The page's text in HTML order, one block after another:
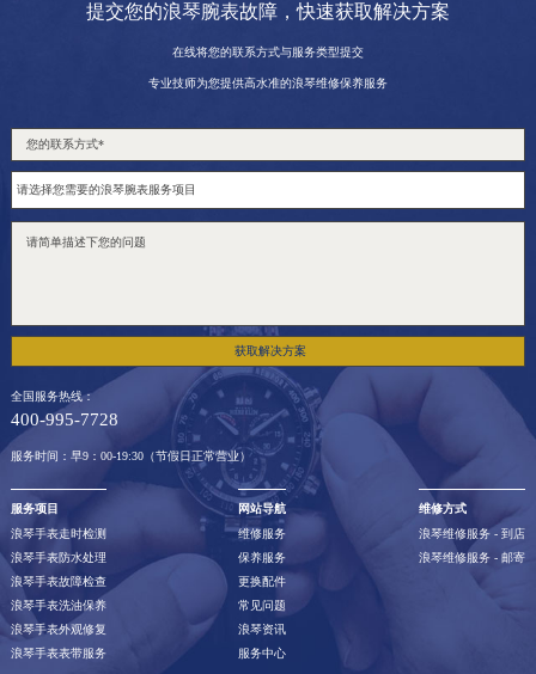
提交您的浪琴腕表故障，快速获取解决方案
在线将您的联系方式与服务类型提交
专业技师为您提供高水准的浪琴维修保养服务
获取解决方案
全国服务热线：
400-995-7728
服务时间：早9：00-19:30（节假日正常营业）
服务项目
浪琴手表走时检测
浪琴手表防水处理
浪琴手表故障检查
浪琴手表洗油保养
浪琴手表外观修复
浪琴手表表带服务
网站导航
维修服务
保养服务
更换配件
常见问题
浪琴资讯
服务中心
维修方式
浪琴维修服务 - 到店
浪琴维修服务 - 邮寄